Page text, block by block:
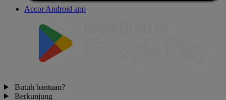
Accor Android app
Butuh bantuan?
Berkunjung